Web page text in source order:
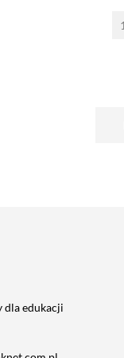
dla edukacji